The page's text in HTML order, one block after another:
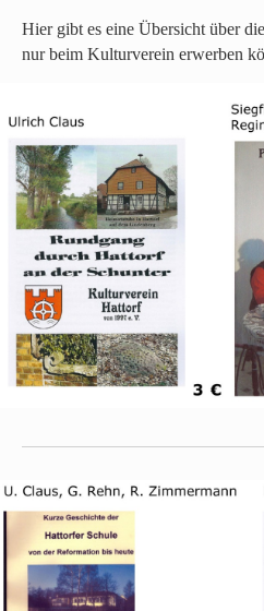
Hier gibt es eine Übersicht über
nur beim Kulturverein erwerben